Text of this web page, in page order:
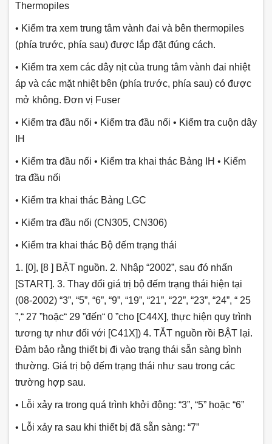
Thermopiles
• Kiểm tra xem trung tâm vành đai và bên thermopiles
(phía trước, phía sau) được lắp đặt đúng cách.
• Kiểm tra xem các dây nịt của trung tâm vành đai nhiệt
áp và các mặt nhiệt bên (phía trước, phía sau) có được
mở không. Đơn vị Fuser
• Kiểm tra đầu nối • Kiểm tra đầu nối • Kiểm tra cuộn dây
IH
• Kiểm tra đầu nối • Kiểm tra khai thác Bảng IH • Kiểm
tra đầu nối
• Kiểm tra khai thác Bảng LGC
• Kiểm tra đầu nối (CN305, CN306)
• Kiểm tra khai thác Bộ đếm trạng thái
1. [0], [8 ] BẬT nguồn. 2. Nhập “2002”, sau đó nhấn
[START]. 3. Thay đổi giá trị bộ đếm trạng thái hiện tại
(08-2002) “3”, “5”, “6”, “9”, “19”, “21”, “22”, “23”, “24”, “ 25
”,“ 27 ”hoặc“ 29 ”đến“ 0 ”cho [C44X], thực hiện quy trình
tương tự như đối với [C41X]) 4. TẮT nguồn rồi BẬT lại.
Đảm bảo rằng thiết bị đi vào trạng thái sẵn sàng bình
thường. Giá trị bộ đếm trạng thái như sau trong các
trường hợp sau.
• Lỗi xảy ra trong quá trình khởi động: “3”, “5” hoặc “6”
• Lỗi xảy ra sau khi thiết bị đã sẵn sàng: “7”